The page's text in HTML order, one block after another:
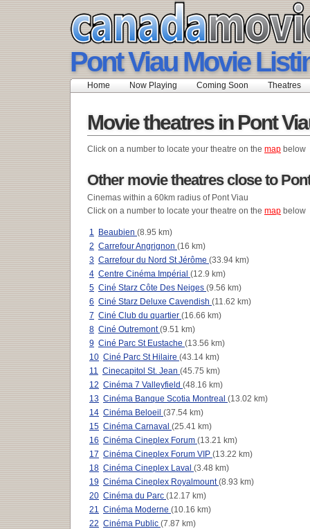
Pont Viau Movie
Home Now Playing Coming Soon Theatres
Movie theatres in Pont
Click on a number to locate your theatre on the map below
Other movie theatres close to
Cinemas within a 60km radius of Pont Viau
Click on a number to locate your theatre on the map below
1 Beaubien (8.95 km)
2 Carrefour Angrignon (16 km)
3 Carrefour du Nord St Jérôme (33.94 km)
4 Centre Cinéma Impérial (12.9 km)
5 Ciné Starz Côte Des Neiges (9.56 km)
6 Ciné Starz Deluxe Cavendish (11.62 km)
7 Ciné Club du quartier (16.66 km)
8 Ciné Outremont(9.51 km)
9 Ciné Parc St Eustache (13.56 km)
10 Ciné Parc St Hilaire (43.14 km)
11
Cinecapitol St. Jean (45.75 km)
12 Cinéma 7 Valleyfield (48.16 km)
13 Cinéma Banque Scotia Montreal (13.02 km)
14 Cinéma Beloeil (37.54 km)
15 Cinéma Carnaval (25.41 km)
16 Cinéma Cineplex Forum (13.21 km)
17 Cinéma Cineplex Forum VIP (13.22 km)
18 Cinéma Cineplex Laval (3.48 km)
19 Cinéma Cineplex Royalmount(8.93 km)
20 Cinéma du Parc (12.17 km)
21
Cinéma Moderne (10.16 km)
22 Cinéma Public (7.87 km)